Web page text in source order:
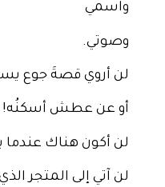
واسمي
وصوتي.
لن أروي قصةَ جوع
أو عن عطش أسكنُه!
لن أكون هناك عندما
لن آتي إلى المتجر